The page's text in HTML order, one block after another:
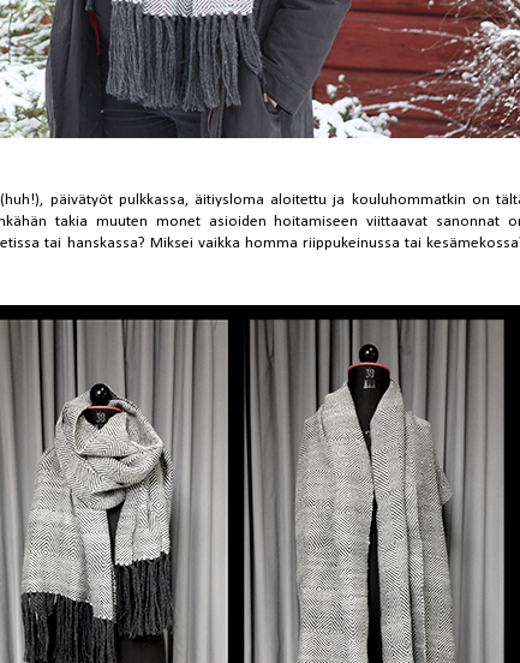
päivätyöt pulkkassa, äitiysloma aloitettu ja kouluhommatkin on
takia muuten monet asioiden hoitamiseen viittaavat sanonnat
tai hanskassa? Miksei vaikka homma riippukeinussa tai